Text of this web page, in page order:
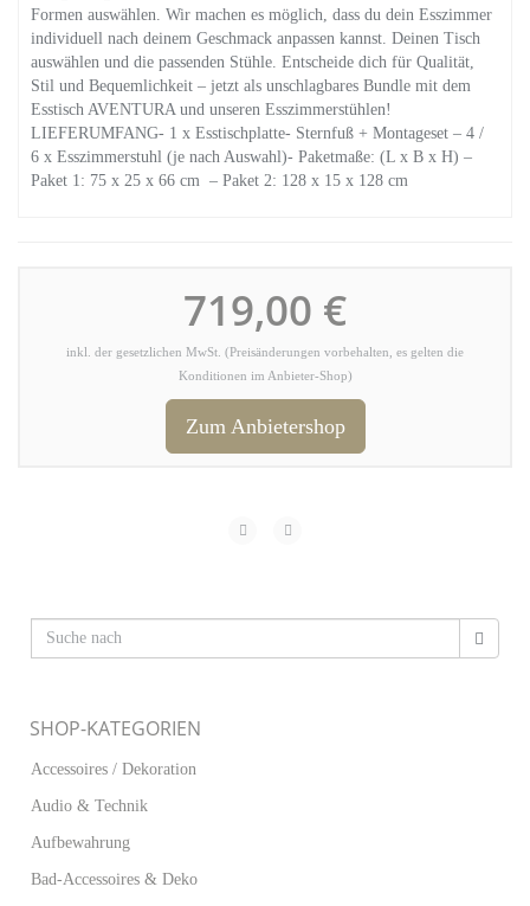
Formen auswählen. Wir machen es möglich, dass du dein Esszimmer
individuell nach deinem Geschmack anpassen kannst. Deinen Tisch
auswählen und die passenden Stühle. Entscheide dich für Qualität,
Stil und Bequemlichkeit – jetzt als unschlagbares Bundle mit dem
Esstisch AVENTURA und unseren Esszimmerstühlen!
LIEFERUMFANG- 1 x Esstischplatte- Sternfuß + Montageset – 4 /
6 x Esszimmerstuhl (je nach Auswahl)- Paketmaße: (L x B x H) –
Paket 1: 75 x 25 x 66 cm – Paket 2: 128 x 15 x 128 cm
719,00 €
inkl. der gesetzlichen MwSt. (Preisänderungen vorbehalten, es gelten die
Konditionen im Anbieter-Shop)
Zum Anbietershop
SHOP-KATEGORIEN
Accessoires / Dekoration
Audio & Technik
Aufbewahrung
Bad-Accessoires & Deko